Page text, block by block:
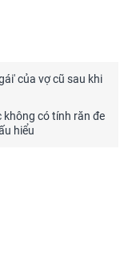
của vợ cũ sau khi
không có tính răn đe
hiểu